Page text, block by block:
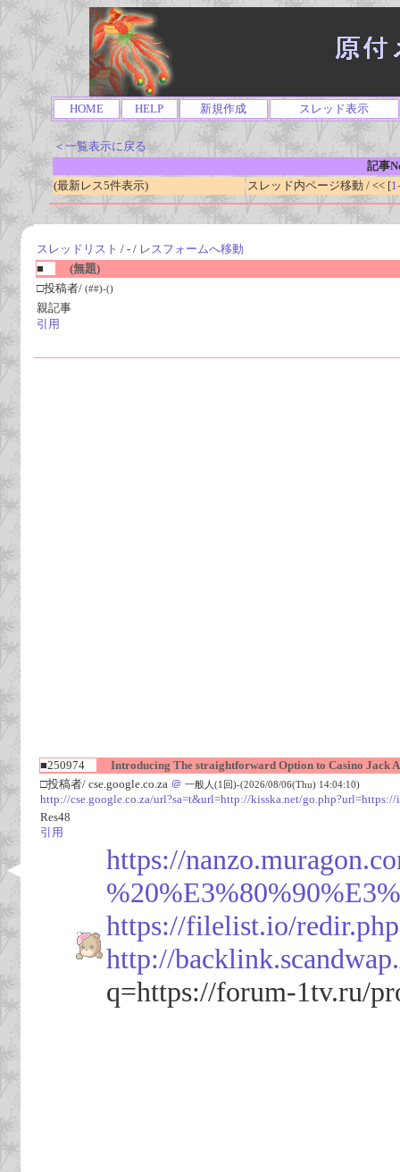
HOME HELP 新規作成 スレッド表示
＜一覧表示に戻る
記事
(最新レス5件表示)
スレッド内ページ移動 / << [
スレッドリスト / - / レスフォームへ移動
■
(無題)
□投稿者/ (##)-()
親記事
引用
■250974
Introducing The straightforward Option to Casino Jack
□投稿者/ cse.google.co.za ＠ 一般人(1回)-(2026/08/06(Thu) 14:04:10)
http://cse.google.co.za/url?sa=t&url=http://kisska.net/go.php?url=https://
Res48
引用
https://
https://filelist.io/
http://
q=https://forum-1tv.ru/